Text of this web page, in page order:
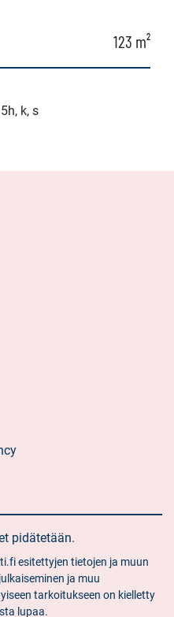
123 m²
k, s
pidätetään.
esitettyjen tietojen ja muun
ja muu
tarkoitukseen on kielletty
lupaa.